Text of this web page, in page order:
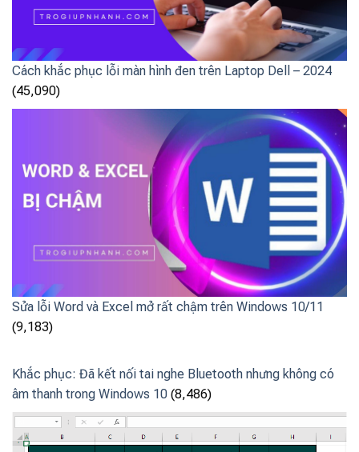
Cách khắc phục lỗi màn hình đen trên Laptop Dell – 2024
(45,090)
Sửa lỗi Word và Excel mở rất chậm trên Windows 10/11
(9,183)
Khắc phục: Đã kết nối tai nghe Bluetooth nhưng không có
âm thanh trong Windows 10 (8,486)